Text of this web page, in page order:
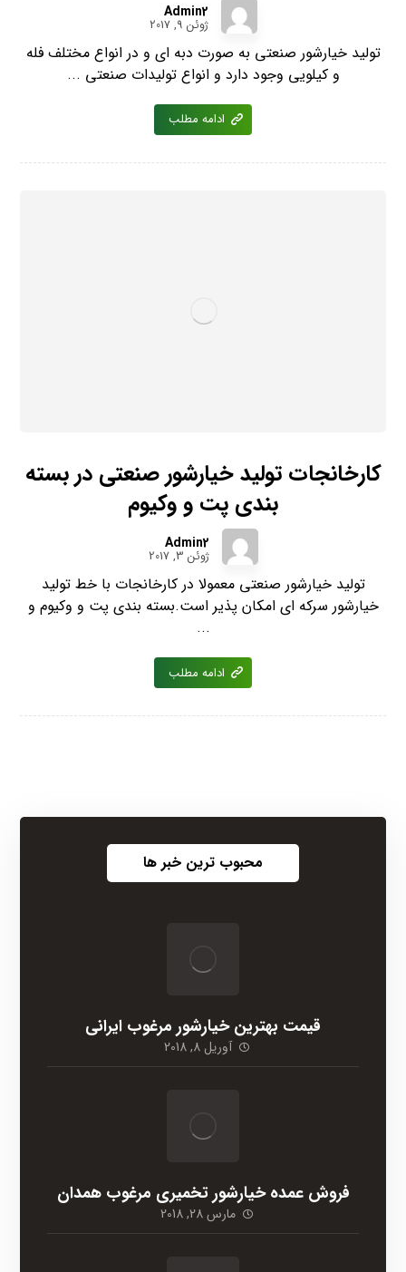
Admin2
ژوئن 9, 2017
تولید خیارشور صنعتی به صورت دبه ای و در انواع مختلف فله
و کیلویی وجود دارد و انواع تولیدات صنعتی ...
ادامه مطلب
کارخانجات تولید خیارشور صنعتی در بسته
بندی پت و وکیوم
Admin2
ژوئن 3, 2017
تولید خیارشور صنعتی معمولا در کارخانجات با خط تولید
خیارشور سرکه ای امکان پذیر است.بسته بندی پت و وکیوم و
...
ادامه مطلب
محبوب ترین خبر ها
قیمت بهترین خیارشور مرغوب ایرانی
آوریل 8, 2018
فروش عمده خیارشور تخمیری مرغوب همدان
مارس 28, 2018